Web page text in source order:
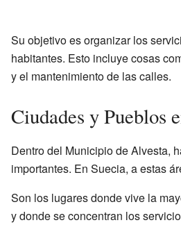
Su objetivo es organizar los
habitantes. Esto incluye cosas
y el mantenimiento de las calles.
Ciudades y Pueblos
Dentro del Municipio de Alvesta,
importantes. En Suecia, a estas
Son los lugares donde vive la
y donde se concentran los